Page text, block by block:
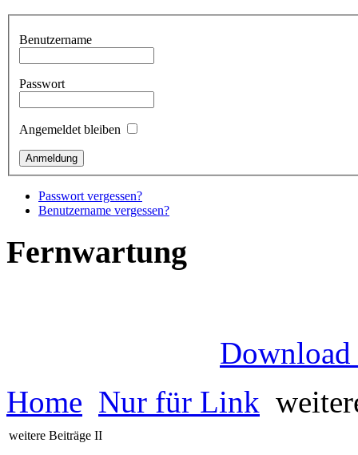
Benutzername
Passwort
Angemeldet bleiben
Passwort vergessen?
Benutzername vergessen?
Fernwartung
Download
Home Nur für Link
weitere Beiträge II